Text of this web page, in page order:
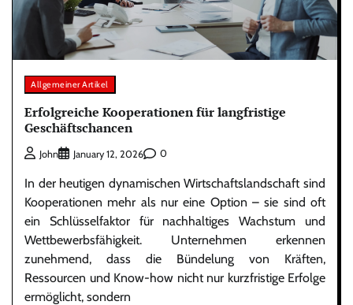
Allgemeiner Artikel
Erfolgreiche Kooperationen für langfristige
Geschäftschancen
John January 12, 2026 0
In der heutigen dynamischen Wirtschaftslandschaft sind
Kooperationen mehr als nur eine Option – sie sind oft
ein Schlüsselfaktor für nachhaltiges Wachstum und
Wettbewerbsfähigkeit. Unternehmen erkennen
zunehmend, dass die Bündelung von Kräften,
Ressourcen und Know-how nicht nur kurzfristige Erfolge
ermöglicht, sondern